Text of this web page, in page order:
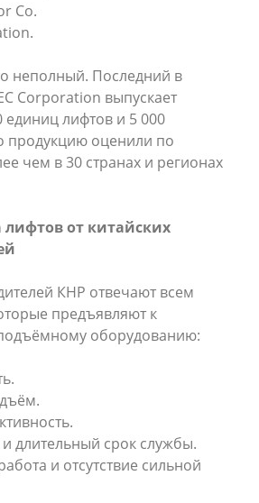
Co.
неполный. Последний в
Corporation выпускает
единиц лифтов и 5 000
продукцию оценили по
чем в 30 странах и регионах
от китайских
КНР отвечают всем
предъявляют к
оборудованию:
длительный срок службы.
и отсутствие сильной